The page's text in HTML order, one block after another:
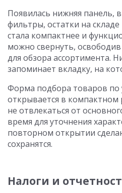
Появилась нижняя панель,
фильтры, остатки на
стала компактнее и
можно свернуть,
для обзора ассортимента.
запоминает вкладку, на
Форма подбора товаров
открывается в компактном
не отвлекаться от
время для уточнения
повторном открытии
сохранятся.
Налоги и